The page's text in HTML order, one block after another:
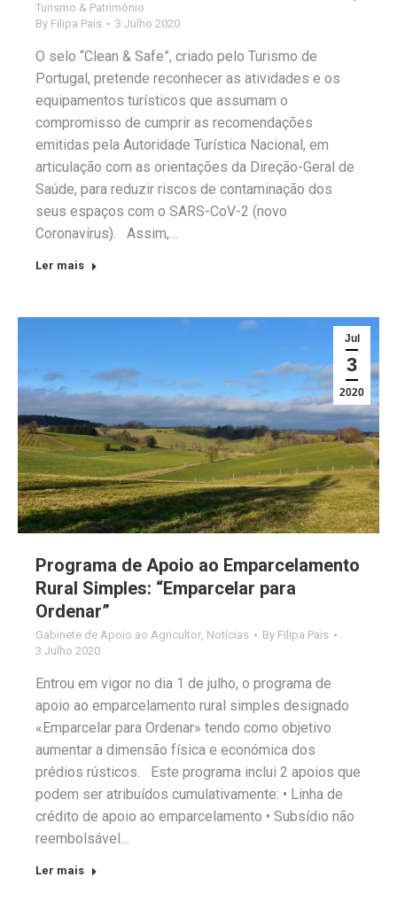
Turismo & Património
By Filipa Pais 3 Julho 2020
O selo “Clean & Safe”, criado pelo Turismo de
Portugal, pretende reconhecer as atividades e os
equipamentos turísticos que assumam o
compromisso de cumprir as recomendações
emitidas pela Autoridade Turística Nacional, em
articulação com as orientações da Direção-Geral de
Saúde, para reduzir riscos de contaminação dos
seus espaços com o SARS-CoV-2 (novo
Coronavírus). Assim,…
Ler mais
Jul
3
2020
Programa de Apoio ao Emparcelamento
Rural Simples: “Emparcelar para
Ordenar”
Gabinete de Apoio ao Agricultor, Notícias By Filipa Pais
3 Julho 2020
Entrou em vigor no dia 1 de julho, o programa de
apoio ao emparcelamento rural simples designado
«Emparcelar para Ordenar» tendo como objetivo
aumentar a dimensão física e económica dos
prédios rústicos. Este programa inclui 2 apoios que
podem ser atribuídos cumulativamente: • Linha de
crédito de apoio ao emparcelamento • Subsídio não
reembolsável…
Ler mais